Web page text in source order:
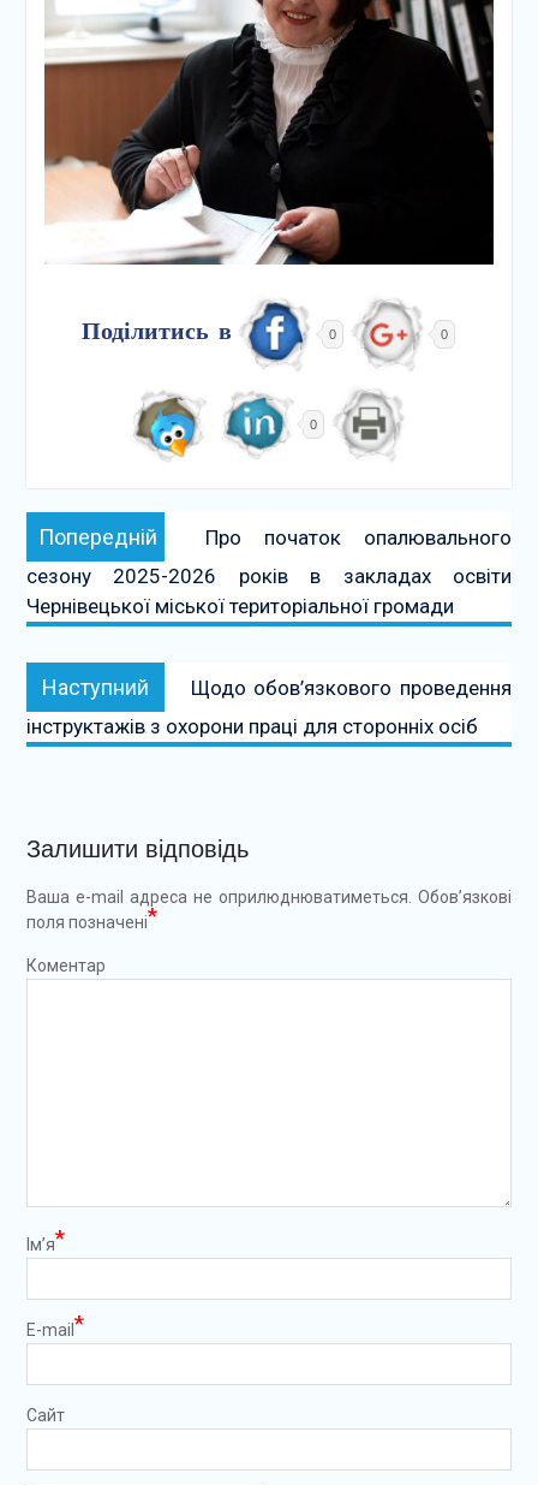
Поділитись в 0 0
0
Навігація
записів
Попередній Попередній:
Про початок опалювального
сезону 2025-2026 років в закладах освіти
Чернівецької міської територіальної громади
Наступний Наступний:
Щодо обов’язкового проведення
інструктажів з охорони праці для сторонніх осіб
Залишити відповідь
Ваша e-mail адреса не оприлюднюватиметься. Обов’язкові
поля позначені*
Коментар
Ім’я*
E-mail *
Сайт